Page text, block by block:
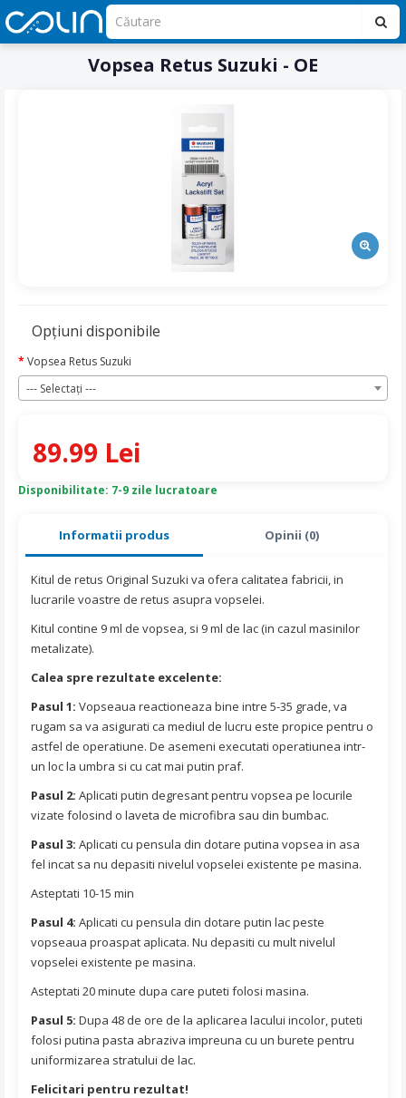
Vopsea Retus Suzuki - OE
Informatii produs Opinii (0)
Kitul de retus Original Suzuki va ofera calitatea fabricii, in
lucrarile voastre de retus asupra vopselei.
Kitul contine 9 ml de vopsea, si 9 ml de lac (in cazul masinilor
metalizate).
Calea spre rezultate excelente:
Pasul 1: Vopseaua reactioneaza bine intre 5-35 grade, va
rugam sa va asigurati ca mediul de lucru este propice pentru o
astfel de operatiune. De asemeni executati operatiunea intr-
un loc la umbra si cu cat mai putin praf.
Pasul 2: Aplicati putin degresant pentru vopsea pe locurile
vizate folosind o laveta de microfibra sau din bumbac.
Pasul 3: Aplicati cu pensula din dotare putina vopsea in asa
fel incat sa nu depasiti nivelul vopselei existente pe masina.
Asteptati 10-15 min
Pasul 4: Aplicati cu pensula din dotare putin lac peste
vopseaua proaspat aplicata. Nu depasiti cu mult nivelul
vopselei existente pe masina.
Asteptati 20 minute dupa care puteti folosi masina.
Pasul 5: Dupa 48 de ore de la aplicarea lacului incolor, puteti
folosi putina pasta abraziva impreuna cu un burete pentru
uniformizarea stratului de lac.
Felicitari pentru rezultat!
Disponibilitate: 7-9 zile lucratoare
89.99 Lei
Opţiuni disponibile
Vopsea Retus Suzuki
--- Selectaţi ---